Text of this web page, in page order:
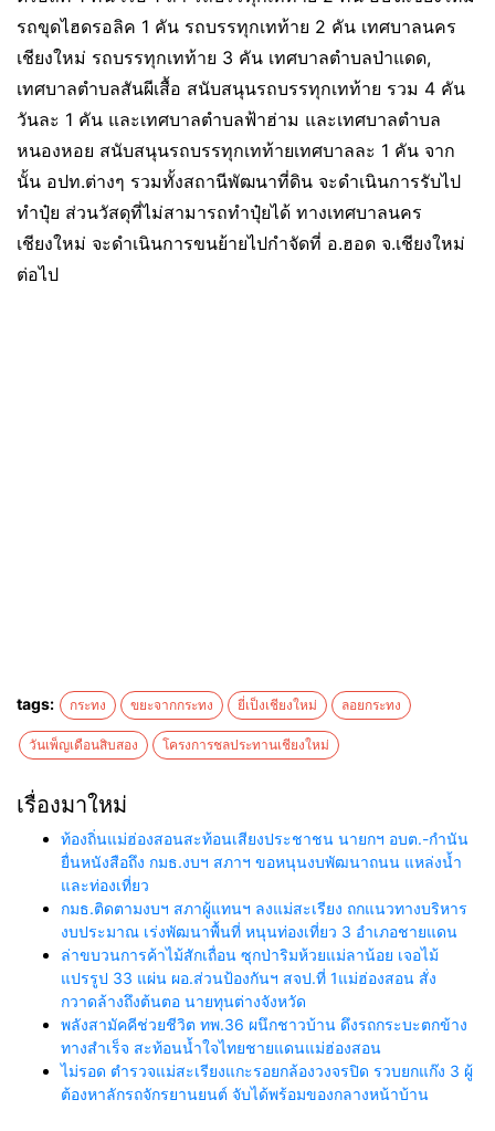
รถขุดไฮดรอลิค 1 คัน รถบรรทุกเทท้าย 2 คัน เทศบาลนคร
เชียงใหม่ รถบรรทุกเทท้าย 3 คัน เทศบาลตำบลป่าแดด,
เทศบาลตำบลสันผีเสื้อ สนับสนุนรถบรรทุกเทท้าย รวม 4 คัน
วันละ 1 คัน และเทศบาลตำบลฟ้าฮ่าม และเทศบาลตำบล
หนองหอย สนับสนุนรถบรรทุกเทท้ายเทศบาลละ 1 คัน จาก
นั้น อปท.ต่างๆ รวมทั้งสถานีพัฒนาที่ดิน จะดำเนินการรับไป
ทำปุ๋ย ส่วนวัสดุที่ไม่สามารถทำปุ๋ยได้ ทางเทศบาลนคร
เชียงใหม่ จะดำเนินการขนย้ายไปกำจัดที่ อ.ฮอด จ.เชียงใหม่
ต่อไป
tags: กระทง ขยะจากกระทง ยี่เป็งเชียงใหม่ ลอยกระทง
วันเพ็ญเดือนสิบสอง โครงการชลประทานเชียงใหม่
เรื่องมาใหม่
ท้องถิ่นแม่ฮ่องสอนสะท้อนเสียงประชาชน นายกฯ อบต.-กำนัน
ยื่นหนังสือถึง กมธ.งบฯ สภาฯ ขอหนุนงบพัฒนาถนน แหล่งน้ำ
และท่องเที่ยว
กมธ.ติดตามงบฯ สภาผู้แทนฯ ลงแม่สะเรียง ถกแนวทางบริหาร
งบประมาณ เร่งพัฒนาพื้นที่ หนุนท่องเที่ยว 3 อำเภอชายแดน
ล่าขบวนการค้าไม้สักเถื่อน ซุกป่าริมห้วยแม่ลาน้อย เจอไม้
แปรรูป 33 แผ่น ผอ.ส่วนป้องกันฯ สจป.ที่ 1แม่ฮ่องสอน สั่ง
กวาดล้างถึงต้นตอ นายทุนต่างจังหวัด
พลังสามัคคีช่วยชีวิต ทพ.36 ผนึกชาวบ้าน ดึงรถกระบะตกข้าง
ทางสำเร็จ สะท้อนน้ำใจไทยชายแดนแม่ฮ่องสอน
ไม่รอด ตำรวจแม่สะเรียงแกะรอยกล้องวงจรปิด รวบยกแก๊ง 3 ผู้
ต้องหาลักรถจักรยานยนต์ จับได้พร้อมของกลางหน้าบ้าน